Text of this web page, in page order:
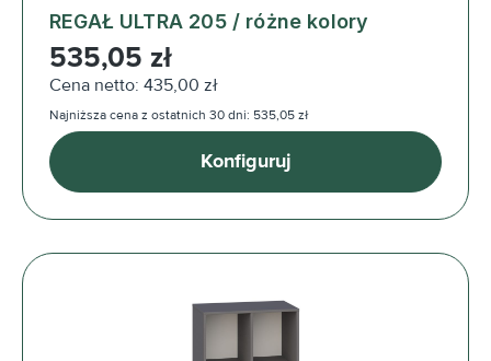
REGAŁ ULTRA 205 / różne kolory
Cena regularna:
535,05 zł
Cena netto: 435,00 zł
Najniższa cena z ostatnich 30 dni: 535,05 zł
Konfiguruj